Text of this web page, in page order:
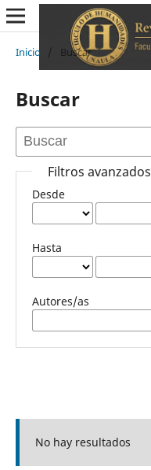
Inicio / Buscar
Buscar
Filtros avanzados
Desde
Hasta
Autores/as
No hay resultados